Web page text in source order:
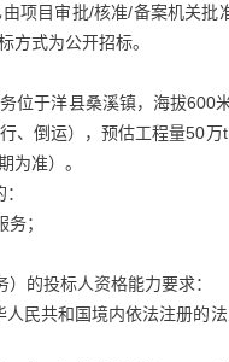
项目审批/核准/备案机关
方式为公开招标。
位于洋县桑溪镇，海拔600
、倒运），预估工程量50
为准）。
；
的投标人资格能力要求：
民共和国境内依法注册的